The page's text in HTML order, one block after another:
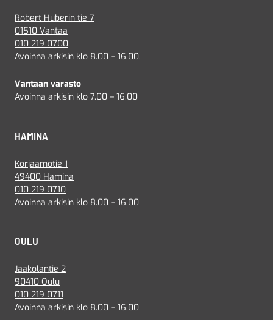
Robert Huberin tie 7
01510 Vantaa
010 219 0700
Avoinna arkisin klo 8.00 – 16.00.
Vantaan varasto
Avoinna arkisin klo 7.00 – 16.00
HAMINA
Korjaamotie 1
49400 Hamina
010 219 0710
Avoinna arkisin klo 8.00 – 16.00
OULU
Jaakolantie 2
90410 Oulu
010 219 0711
Avoinna arkisin klo 8.00 – 16.00